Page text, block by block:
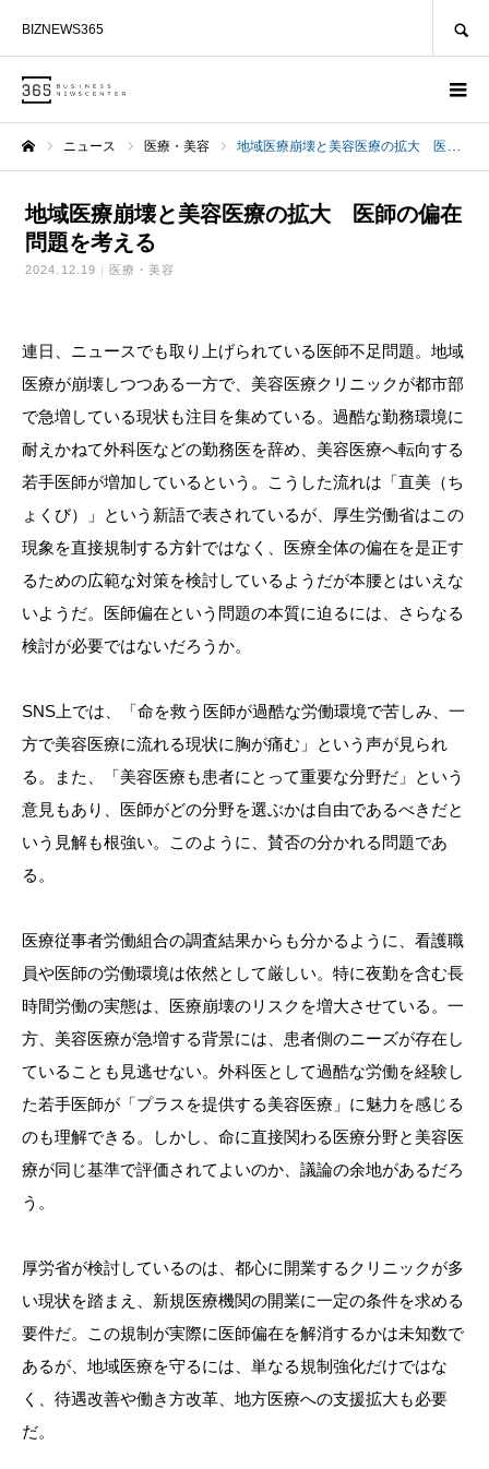
BIZNEWS365
ニュース 医療・美容 地域医療崩壊と美容医療の拡大 医師の偏在問題を考える
地域医療崩壊と美容医療の拡大 医師の偏在
問題を考える
2024.12.19 医療・美容
連日、ニュースでも取り上げられている医師不足問題。地域
医療が崩壊しつつある一方で、美容医療クリニックが都市部
で急増している現状も注目を集めている。過酷な勤務環境に
耐えかねて外科医などの勤務医を辞め、美容医療へ転向する
若手医師が増加しているという。こうした流れは「直美（ち
ょくび）」という新語で表されているが、厚生労働省はこの
現象を直接規制する方針ではなく、医療全体の偏在を是正す
るための広範な対策を検討しているようだが本腰とはいえな
いようだ。医師偏在という問題の本質に迫るには、さらなる
検討が必要ではないだろうか。
SNS上では、「命を救う医師が過酷な労働環境で苦しみ、一
方で美容医療に流れる現状に胸が痛む」という声が見られ
る。また、「美容医療も患者にとって重要な分野だ」という
意見もあり、医師がどの分野を選ぶかは自由であるべきだと
いう見解も根強い。このように、賛否の分かれる問題であ
る。
医療従事者労働組合の調査結果からも分かるように、看護職
員や医師の労働環境は依然として厳しい。特に夜勤を含む長
時間労働の実態は、医療崩壊のリスクを増大させている。一
方、美容医療が急増する背景には、患者側のニーズが存在し
ていることも見逃せない。外科医として過酷な労働を経験し
た若手医師が「プラスを提供する美容医療」に魅力を感じる
のも理解できる。しかし、命に直接関わる医療分野と美容医
療が同じ基準で評価されてよいのか、議論の余地があるだろ
う。
厚労省が検討しているのは、都心に開業するクリニックが多
い現状を踏まえ、新規医療機関の開業に一定の条件を求める
要件だ。この規制が実際に医師偏在を解消するかは未知数で
あるが、地域医療を守るには、単なる規制強化だけではな
く、待遇改善や働き方改革、地方医療への支援拡大も必要
だ。